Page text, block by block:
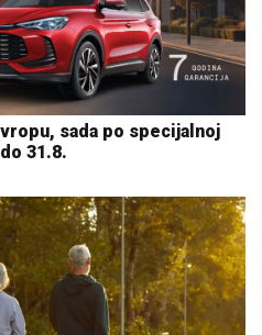
sada po specijalnoj
31.8.